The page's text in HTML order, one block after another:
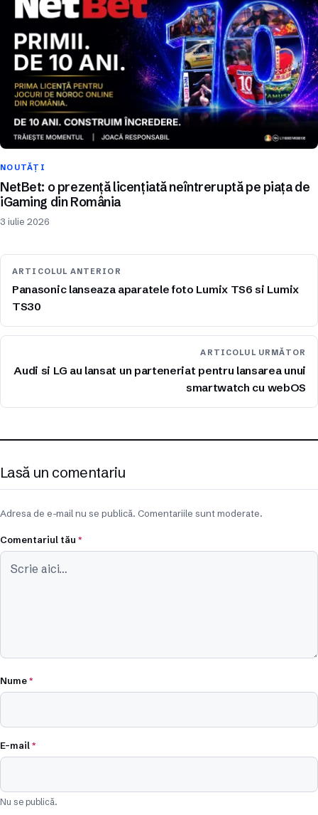
NOUTĂȚI
NetBet: o prezență licențiată neîntreruptă pe piața de
iGaming din România
3 iulie 2026
ARTICOLUL ANTERIOR
Panasonic lanseaza aparatele foto Lumix TS6 si Lumix
TS30
ARTICOLUL URMĂTOR
Audi si LG au lansat un parteneriat pentru lansarea unui
smartwatch cu webOS
Lasă un comentariu
Adresa de e-mail nu se publică. Comentariile sunt moderate.
Comentariul tău *
Nume*
E-mail*
Nu se publică.